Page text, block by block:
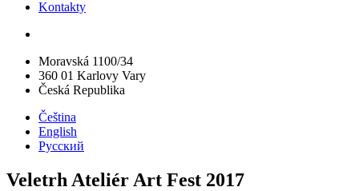
Kontakty
Moravská 1100/34
360 01 Karlovy Vary
Česká Republika
Čeština
English
Русский
Veletrh Ateliér Art Fest 2017